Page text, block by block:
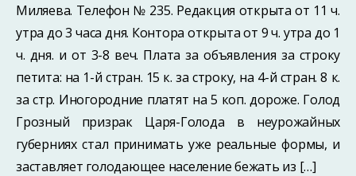
Миляева. Телефон № 235. Редакция открыта от 11 ч.
утра до 3 часа дня. Контора открыта от 9 ч. утра до 1
ч. дня. и от 3-8 веч. Плата за объявления за строку
петита: на 1-й стран. 15 к. за строку, на 4-й стран. 8 к.
за стр. Иногородние платят на 5 коп. дороже. Голод
Грозный призрак Царя-Голода в неурожайных
губерниях стал принимать уже реальные формы, и
заставляет голодающее население бежать из […]